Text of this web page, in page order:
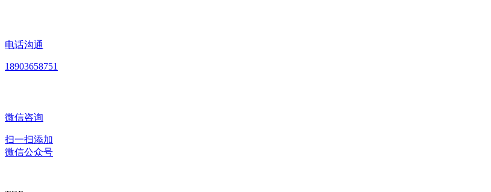
电话沟通
18903658751
微信咨询
扫一扫添加
微信公众号